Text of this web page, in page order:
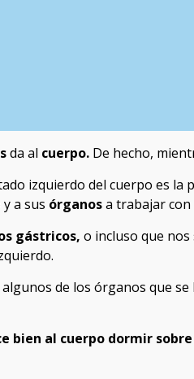
da al cuerpo. De hecho,
izquierdo del cuerpo es la
a sus órganosa trabajar con
gástricos, o incluso que
de los órganos que
bien al cuerpo dormir